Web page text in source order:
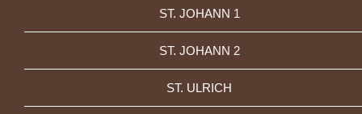
ST. JOHANN 1
ST. JOHANN 2
ST. ULRICH